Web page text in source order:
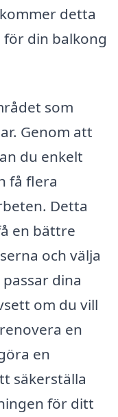
detta
din balkong
som
Genom att
du enkelt
få flera
Detta
en bättre
och välja
dina
om du vill
en
en
säkerställa
för ditt